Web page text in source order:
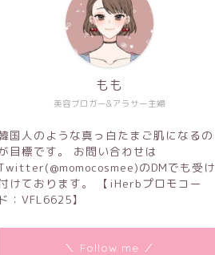
美容ブロガー&アラサー主婦
もも
国人のような真っ白たまご肌になるの
目標です。 お問い合わせは
のDMでも受け
けております。 【iHerbプロモコー
ド：VFL6625】
＼ Follow me ／